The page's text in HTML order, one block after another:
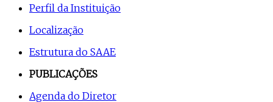
Perfil da Instituição
Localização
Estrutura do SAAE
PUBLICAÇÕES
Agenda do Diretor